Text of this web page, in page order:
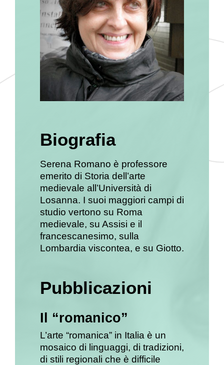
Biografia
Serena Romano è professore
emerito di Storia dell’arte
medievale all’Università di
Losanna. I suoi maggiori campi di
studio vertono su Roma
medievale, su Assisi e il
francescanesimo, sulla
Lombardia viscontea, e su Giotto.
Pubblicazioni
Il “romanico”
L’arte “romanica” in Italia è un
mosaico di linguaggi, di tradizioni,
di stili regionali che è difficile